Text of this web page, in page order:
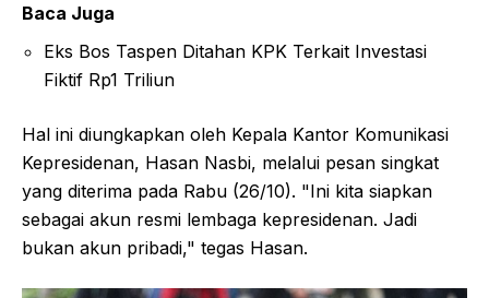
Baca Juga
Eks Bos Taspen Ditahan KPK Terkait Investasi
Fiktif Rp1 Triliun
Hal ini diungkapkan oleh Kepala Kantor Komunikasi
Kepresidenan, Hasan Nasbi, melalui pesan singkat
yang diterima pada Rabu (26/10). "Ini kita siapkan
sebagai akun resmi lembaga kepresidenan. Jadi
bukan akun pribadi," tegas Hasan.